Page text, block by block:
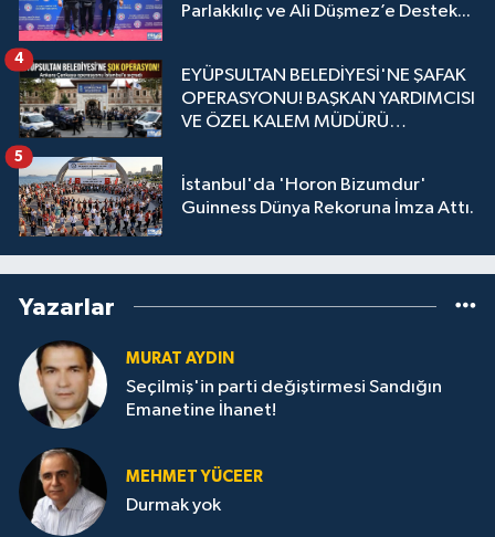
Parlakkılıç ve Ali Düşmez’e Destek...
EYÜPSULTAN BELEDİYESİ'NE ŞAFAK
OPERASYONU! BAŞKAN YARDIMCISI
VE ÖZEL KALEM MÜDÜRÜ
4
İstanbul'da 'Horon Bizumdur'
Guinness Dünya Rekoruna İmza Attı.
5
Yazarlar
MURAT AYDIN
Seçilmiş'in parti değiştirmesi Sandığın
Emanetine İhanet!
MEHMET YÜCEER
Durmak yok